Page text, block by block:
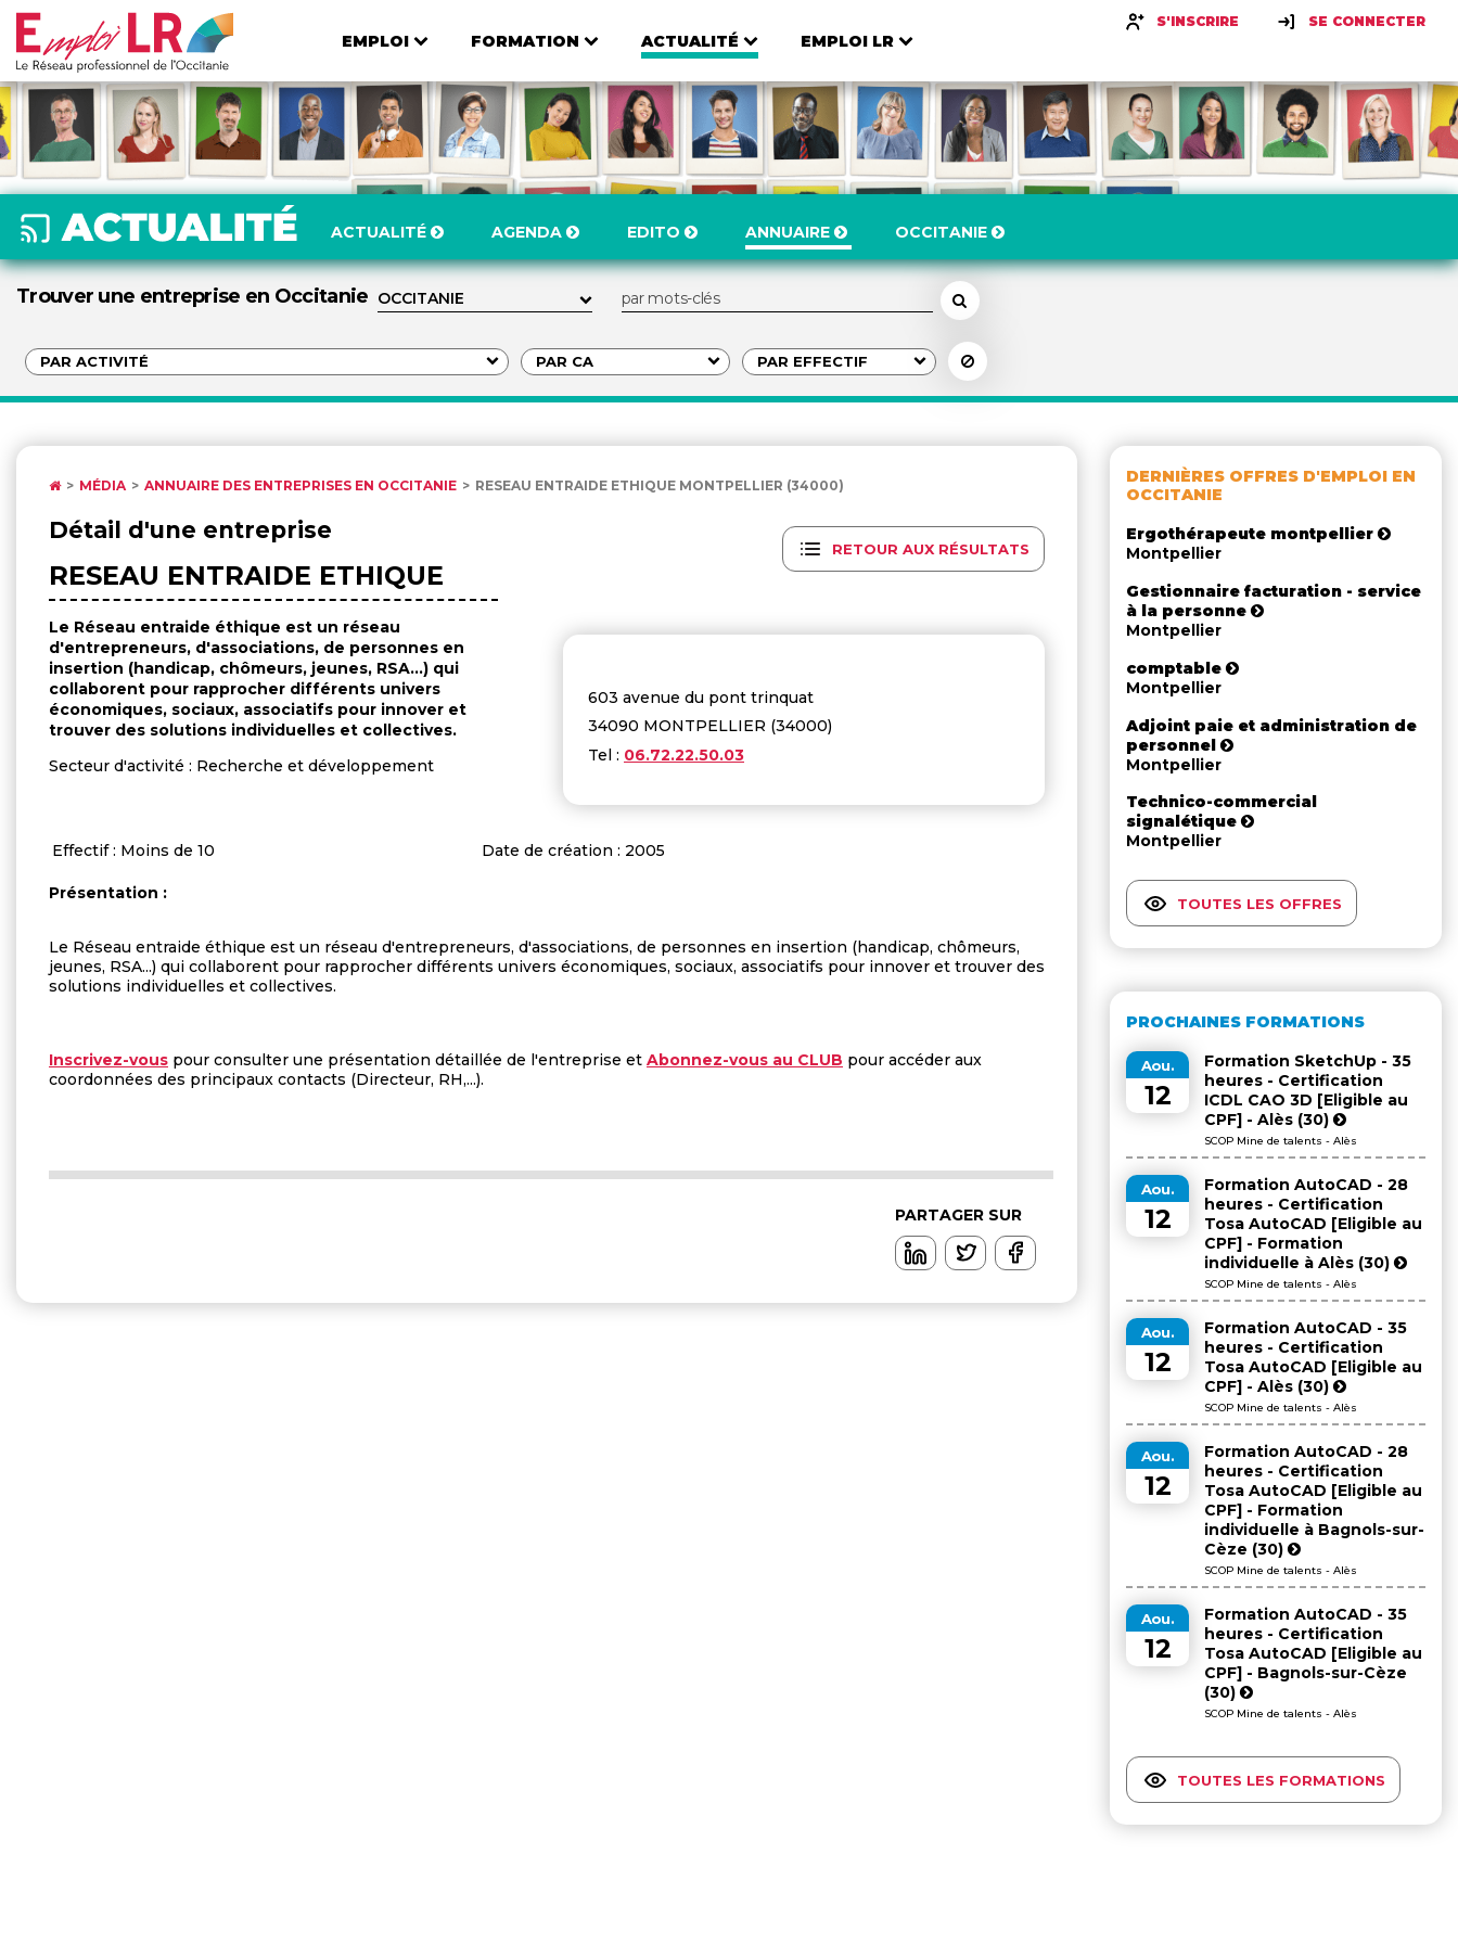
EMPLOI FORMATION ACTUALITÉ EMPLOI LR
S'INSCRIRE SE CONNECTER
ACTUALITÉ AGENDA EDITO ANNUAIRE OCCITANIE
Trouver une entreprise en Occitanie
MÉDIA ANNUAIRE DES ENTREPRISES EN OCCITANIE RESEAU ENTRAIDE ETHIQUE MONTPELLIER (34000)
RETOUR AUX RÉSULTATS
Détail d'une entreprise
RESEAU ENTRAIDE ETHIQUE
Le Réseau entraide éthique est un réseau
d'entrepreneurs, d'associations, de personnes en
insertion (handicap, chômeurs, jeunes, RSA...) qui
collaborent pour rapprocher différents univers
économiques, sociaux, associatifs pour innover et
trouver des solutions individuelles et collectives.
Secteur d'activité : Recherche et développement
603 avenue du pont trinquat
34090 MONTPELLIER (34000)
Tel : 06.72.22.50.03
Effectif : Moins de 10 Date de création : 2005
Présentation :
Le Réseau entraide éthique est un réseau d'entrepreneurs, d'associations, de personnes en insertion (handicap, chômeurs,
jeunes, RSA...) qui collaborent pour rapprocher différents univers économiques, sociaux, associatifs pour innover et trouver des
solutions individuelles et collectives.
Inscrivez-vous pour consulter une présentation détaillée de l'entreprise et Abonnez-vous au CLUB pour accéder aux
coordonnées des principaux contacts (Directeur, RH,...).
PARTAGER SUR
DERNIÈRES OFFRES D'EMPLOI EN
OCCITANIE
Ergothérapeute montpellier
Montpellier
Gestionnaire facturation - service
à la personne
Montpellier
comptable
Montpellier
Adjoint paie et administration de
personnel
Montpellier
Technico-commercial
signalétique
Montpellier
TOUTES LES OFFRES
PROCHAINES FORMATIONS
Aou.
12
Formation SketchUp - 35
heures - Certification
ICDL CAO 3D [Eligible au
CPF] - Alès (30)
SCOP Mine de talents - Alès
Aou.
12
Formation AutoCAD - 28
heures - Certification
Tosa AutoCAD [Eligible au
CPF] - Formation
individuelle à Alès (30)
SCOP Mine de talents - Alès
Aou.
12
Formation AutoCAD - 35
heures - Certification
Tosa AutoCAD [Eligible au
CPF] - Alès (30)
SCOP Mine de talents - Alès
Aou.
12
Formation AutoCAD - 28
heures - Certification
Tosa AutoCAD [Eligible au
CPF] - Formation
individuelle à Bagnols-sur-
Cèze (30)
SCOP Mine de talents - Alès
Aou.
12
Formation AutoCAD - 35
heures - Certification
Tosa AutoCAD [Eligible au
CPF] - Bagnols-sur-Cèze
(30)
SCOP Mine de talents - Alès
TOUTES LES FORMATIONS